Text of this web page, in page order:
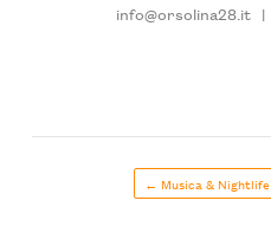
info@orsolina28.it |
← Musica & Nightlife